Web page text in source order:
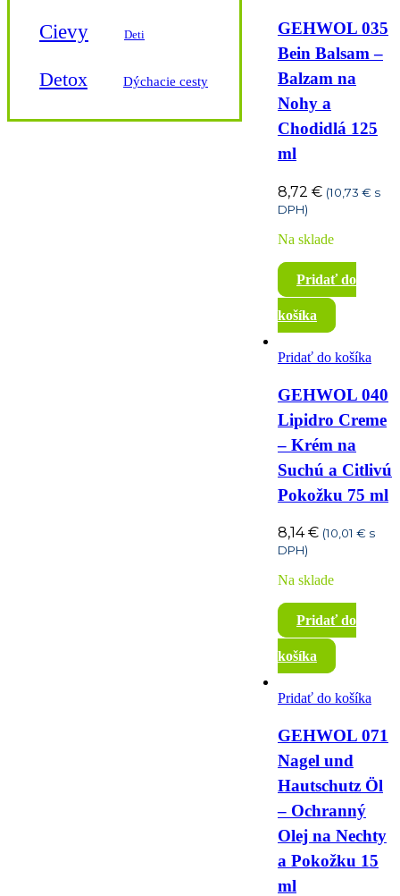
Cievy Deti
Detox Dýchacie cesty
Imunita
GEHWOL 035
Bein Balsam –
Balzam na
Nohy a
Chodidlá 125
ml
8,72 € (10,73 € s
DPH)
Na sklade
Pridať do
košíka
Pridať do košíka
GEHWOL 040
Lipidro Creme
– Krém na
Suchú a Citlivú
Pokožku 75 ml
8,14€ (10,01 € s
DPH)
Na sklade
Pridať do
košíka
Pridať do košíka
GEHWOL 071
Nagel und
Hautschutz Öl
– Ochranný
Olej na Nechty
a Pokožku 15
ml